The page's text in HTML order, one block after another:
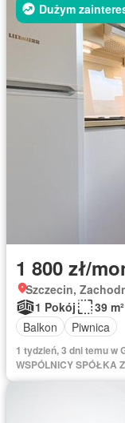
Dużym
1 800 zł/
Szczecin,
1 Pokój
39 m²
Balkon
Piwnica
1 tydzień, 3 dni temu w
WSPÓLNICY SPÓŁKA